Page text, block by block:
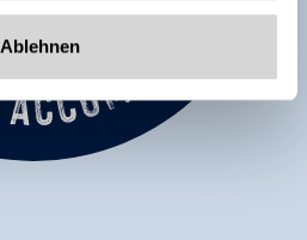
Ablehnen